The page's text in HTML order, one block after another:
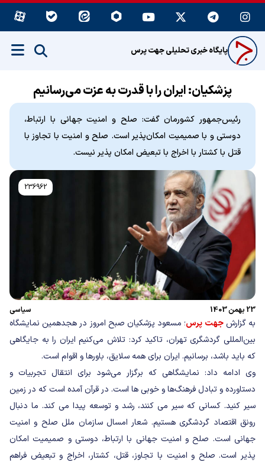
پایگاه خبری تحلیلی جهت پرس
پزشکیان: ایران را با قدرت به عزت می‌رسانیم
رئیس‌جمهور کشورمان گفت: صلح و امنیت جهانی با ارتباط،
دوستی و با صمیمیت امکان‌پذیر است. صلح و امنیت با تجاوز با
قتل با کشتار با اخراج با تبعیض امکان پذیر نیست.
236962
23 بهمن 1403 سیاسی
به گزارشجهت پرس؛ مسعود پزشکیان صبح امروز در هجدهمین نمایشگاه
بین‌المللی گردشگری تهران، تاکید کرد: تلاش می‌کنیم ایران را به جایگاهی
که باید باشد، برسانیم. ایران برای همه سلایق، باورها و اقوام است.
وی ادامه داد: نمایشگاهی که برگزار می‌شود برای انتقال تجربیات و
دستاورده و تبادل فرهنگ‌ها و خوبی ها است. در قرآن آمده است که در زمین
سیر کنید. کسانی که سیر می کنند، رشد و توسعه پیدا می کند. ما دنبال
رونق اقتصاد گردشگری هستیم. شعار امسال سازمان ملل صلح و امنیت
جهانی است. صلح و امنیت جهانی با ارتباط، دوستی و صمیمیت امکان
پذیر است. صلح و امنیت با تجاوز، قتل، کشتار، اخراج و تبعیض فراهم